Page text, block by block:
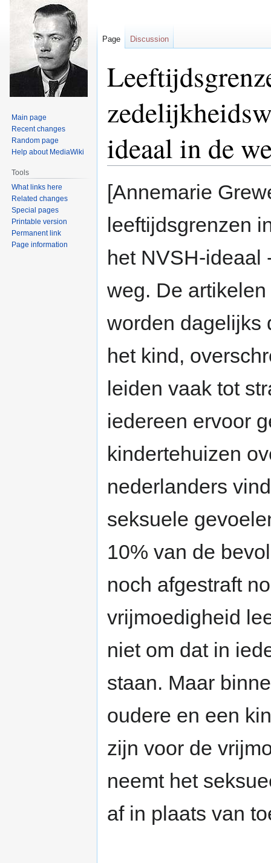
ideaal in de
Jump
to
Jump
to
[Annemarie
leeftijdsgrenzen
het NVSH-ideaal
weg. De
worden dagelijks
het kind,
leiden vaak tot
iedereen ervoor
kindertehuizen
nederlanders
seksuele
10% van de
noch afgestraft
vrijmoedigheid
niet om dat in
staan. Maar
oudere en een
zijn voor de
neemt het
af in plaats van
Page Discussion
Main page
Recent changes
Random page
Help about MediaWiki
Tools
What links here
Related changes
Special pages
Printable version
Permanent link
Page information